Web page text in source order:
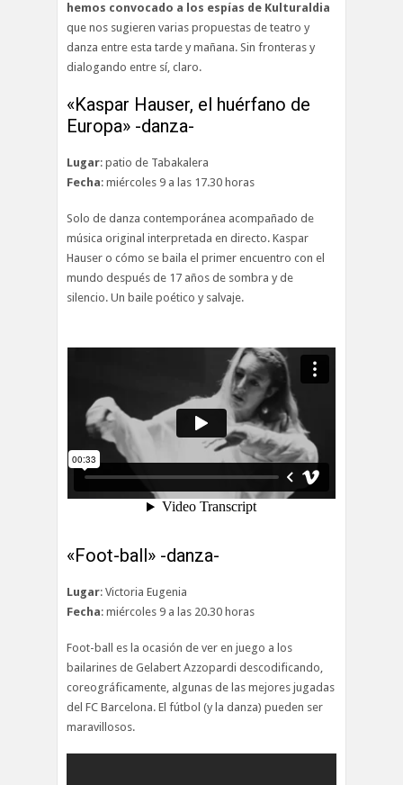
hemos convocado a los espías de Kulturaldia
que nos sugieren varias propuestas de teatro y
danza entre esta tarde y mañana. Sin fronteras y
dialogando entre sí, claro.
«Kaspar Hauser, el huérfano de
Europa» -danza-
Lugar: patio de Tabakalera
Fecha: miércoles 9 a las 17.30 horas
Solo de danza contemporánea acompañado de
música original interpretada en directo. Kaspar
Hauser o cómo se baila el primer encuentro con el
mundo después de 17 años de sombra y de
silencio. Un baile poético y salvaje.
«Foot-ball» -danza-
Lugar: Victoria Eugenia
Fecha: miércoles 9 a las 20.30 horas
Foot-ball es la ocasión de ver en juego a los
bailarines de Gelabert Azzopardi descodificando,
coreográficamente, algunas de las mejores jugadas
del FC Barcelona. El fútbol (y la danza) pueden ser
maravillosos.